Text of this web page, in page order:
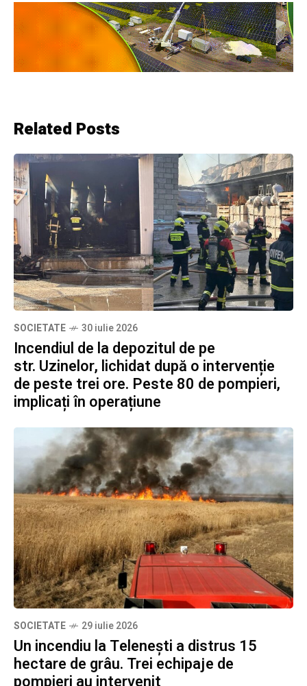
Related Posts
SOCIETATE 30 iulie 2026
Incendiul de la depozitul de pe
str. Uzinelor, lichidat după o intervenție
de peste trei ore. Peste 80 de pompieri,
implicați în operațiune
SOCIETATE 29 iulie 2026
Un incendiu la Telenești a distrus 15
hectare de grâu. Trei echipaje de